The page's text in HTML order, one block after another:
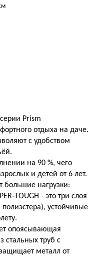
Prism
отдыха на даче.
с удобством
на 90 %, чего
и детей от 6 лет.
большие нагрузки:
- это три слоя
устойчивые
опоясывающая
стальных труб с
металл от